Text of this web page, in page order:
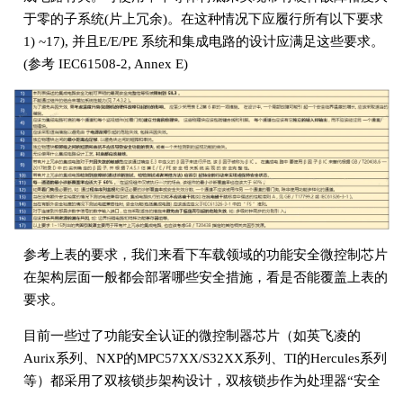
于零的子系统(片上冗余)。在这种情况下应履行所有以下要求
1) ~17), 并且E/E/PE 系统和集成电路的设计应满足这些要求。
(参考 IEC61508-2, Annex E)
参考上表的要求，我们来看下车载领域的功能安全微控制芯片
在架构层面一般都会部署哪些安全措施，看是否能覆盖上表的
要求。
目前一些过了功能安全认证的微控制器芯片（如英飞凌的
Aurix系列、NXP的MPC57XX/S32XX系列、TI的Hercules系列
等）都采用了双核锁步架构设计，双核锁步作为处理器“安全